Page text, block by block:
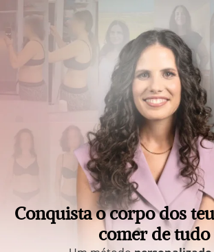
Conquista o corpo dos
comer de tudo